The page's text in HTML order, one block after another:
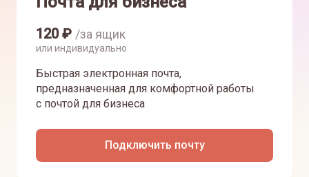
120₽ /за ящик
или индивидуально
Быстрая электронная почта,
предназначенная для комфортной работы
с почтой для бизнеса
Подключить почту